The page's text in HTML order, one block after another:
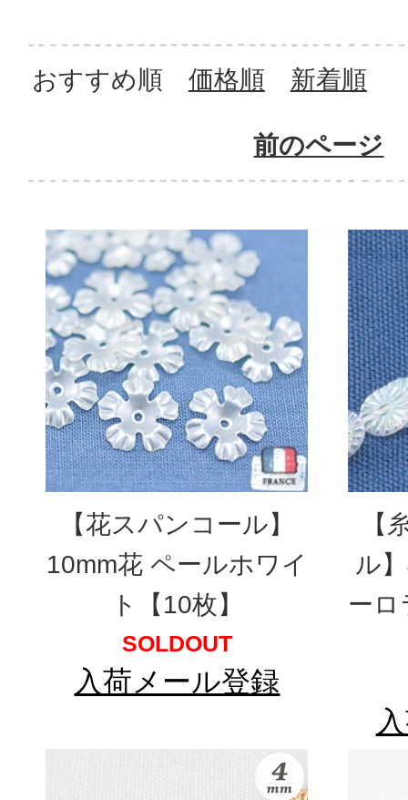
おすすめ順 価格順 新着順
前のページ
【花スパンコール】
10mm花 ペールホワイ
ト【10枚】
SOLDOUT
入荷メール登録
【
ル
ーロ